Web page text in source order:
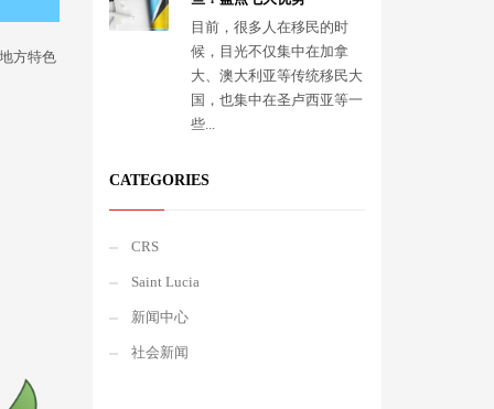
方特色
目前，很多人在移民的时
候，目光不仅集中在加拿
大、澳大利亚等传统移民大
国，也集中在圣卢西亚等一
些...
CATEGORIES
CRS
Saint Lucia
新闻中心
社会新闻